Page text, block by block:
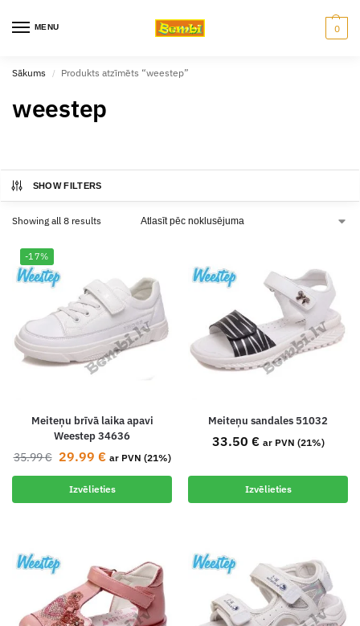
MENU 0
Sākums / Produkts atzīmēts “weestep”
weestep
SHOW FILTERS
Showing all 8 results
-17%
Meiteņu brīvā laika apavi
Weestep 34636
35.99€ 29.99 € ar PVN (21%)
Izvēlieties
Meiteņu sandales 51032
33.50 € ar PVN (21%)
Izvēlieties